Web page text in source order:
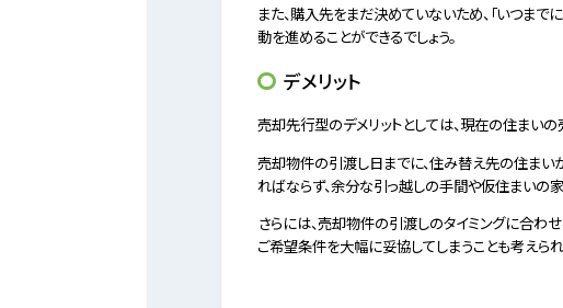
また、購入先をまだ決めていないため、「いつま
動を進めることができるでしょう。
デメリット
売却先行型のデメリットとしては、現在の住まい
売却物件の引渡し日までに、住み替え先の住まい
ればならず、余分な引っ越しの手間や仮住まいの
さらには、売却物件の引渡しのタイミングに合わ
ご希望条件を大幅に妥協してしまうことも考えら